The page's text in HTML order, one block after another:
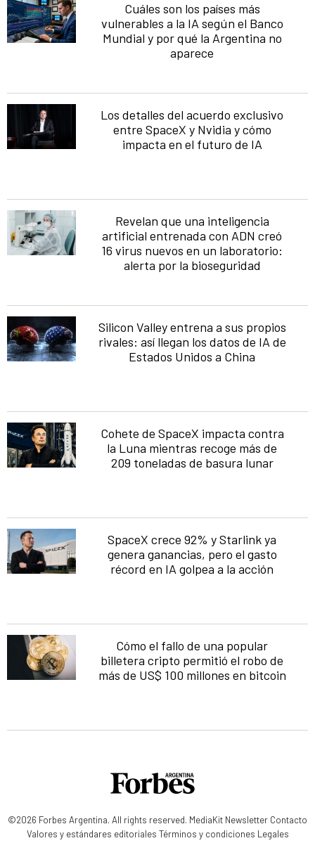
Cuáles son los países más
vulnerables a la IA según el Banco
Mundial y por qué la Argentina no
aparece
Los detalles del acuerdo exclusivo
entre SpaceX y Nvidia y cómo
impacta en el futuro de IA
Revelan que una inteligencia
artificial entrenada con ADN creó
16 virus nuevos en un laboratorio:
alerta por la bioseguridad
Silicon Valley entrena a sus propios
rivales: así llegan los datos de IA de
Estados Unidos a China
Cohete de SpaceX impacta contra
la Luna mientras recoge más de
209 toneladas de basura lunar
SpaceX crece 92% y Starlink ya
genera ganancias, pero el gasto
récord en IA golpea a la acción
Cómo el fallo de una popular
billetera cripto permitió el robo de
más de US$ 100 millones en bitcoin
©2026 Forbes Argentina. All rights reserved. MediaKit Newsletter Contacto
Valores y estándares editoriales Términos y condiciones Legales